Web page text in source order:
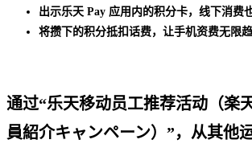
出示乐天 Pay 应用内的积分卡，线下消费
将攒下的积分抵扣话费，让手机资费无限
通过“乐天移动员工推荐活动（楽
員紹介キャンペーン）”，从其他